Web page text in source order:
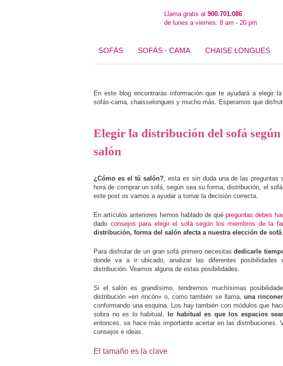
Llama gratis al 900.701.086
de lunes a viernes: 8 am - 20 pm
SOFÁS SOFÁS - CAMA CHAISE LONGUES
En este blog encontrarás información que te ayudará a elegir
sofás-cama, chaisselongues y mucho más. Esperamos que
Elegir la distribución del sofá
salón
¿Cómo es el tú salón?, esta es sin duda una de las preguntas
hora de comprar un sofá, según sea su forma, distribución, el
este post os vamos a ayudar a tomar la decisión correcta.
En artículos anteriores hemos hablado de quépreguntas debes
dado consejos para elegir el sofá según los miembros de la
distribución, forma del salón afecta a nuestra elección de sofá.
Para disfrutar de un gran sofá primero necesitasdedicarle
donde va a ir ubicado, analizar las diferentes
distribución. Veamos alguna de estas posibilidades.
Si el salón es grandísimo, tendremos muchísimas
distribución «en rincón» o, como también se llama,una
conformando una esquina. Los hay también con módulos que
sobra no es lo habitual,
lo habitual es que los espacios
entonces, se hace más importante acertar en las distribuciones.
consejos e ideas.
El tamaño es la clave